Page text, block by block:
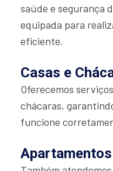
saúde e segurança
equipada para
eficiente.
Casas e
Oferecemos
chácaras,
funcione